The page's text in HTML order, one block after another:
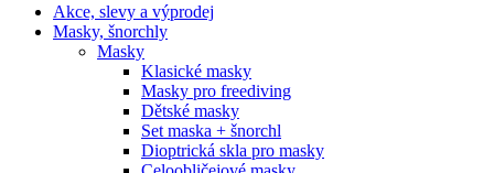
Akce, slevy a výprodej
Masky, šnorchly
Masky
Klasické masky
Masky pro freediving
Dětské masky
Set maska + šnorchl
Dioptrická skla pro masky